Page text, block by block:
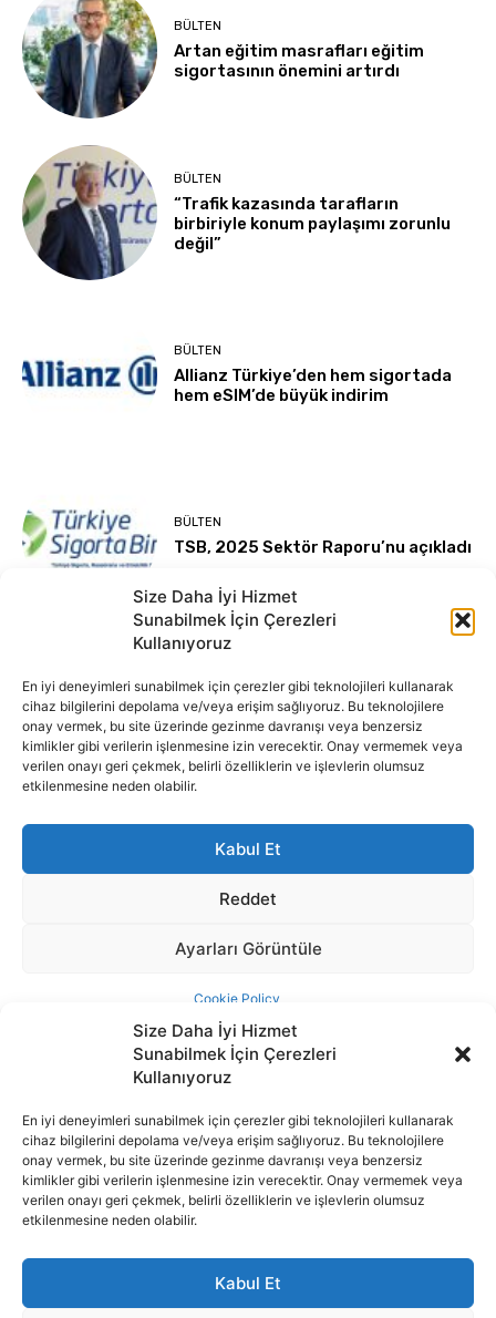
Size Daha İyi Hizmet
Sunabilmek İçin Çerezleri
Kullanıyoruz
En iyi deneyimleri sunabilmek için çerezler gibi teknolojileri kullanarak
cihaz bilgilerini depolama ve/veya erişim sağlıyoruz. Bu teknolojilere
onay vermek, bu site üzerinde gezinme davranışı veya benzersiz
kimlikler gibi verilerin işlenmesine izin verecektir. Onay vermemek veya
verilen onayı geri çekmek, belirli özelliklerin ve işlevlerin olumsuz
etkilenmesine neden olabilir.
Kabul Et
İnternet portalımızda yer alan tüm haber metini, resim ve benzeri
içeriğin hakları Sigortamedya Yayıncılık A.Ş.'ye aittir. Hiçbir şekilde
basılı ya da elektronik bir ortamda, kaynak gösterilse bile izin
alınmadan kullanılamaz.